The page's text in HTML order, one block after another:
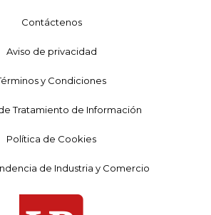
Contáctenos
Aviso de privacidad
y Condiciones
Tratamiento de Información
Política de Cookies
de Industria y Comercio